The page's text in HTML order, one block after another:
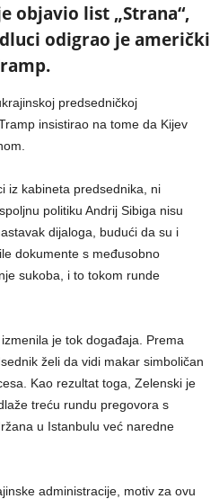
objavio list „Strana“,
odigrao je američki
predsedničkoj
insistirao na tome da Kijev
iz kabineta predsednika, ni
politiku Andrij Sibiga nisu
dijaloga, budući da su i
dokumente s međusobno
sukoba, i to tokom runde
je tok događaja. Prema
želi da vidi makar simboličan
Kao rezultat toga, Zelenski je
treću rundu pregovora s
u Istanbulu već naredne
administracije, motiv za ovu